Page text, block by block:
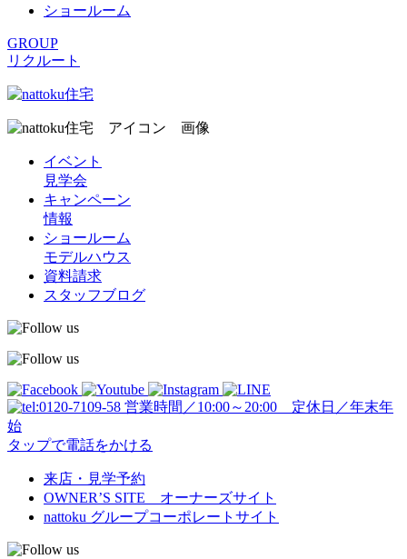
ショールーム
GROUP
リクルート
イベント
見学会
キャンペーン
情報
ショールーム
モデルハウス
資料請求
スタッフブログ
営業時間／10:00～20:00 定休日／年末年
始
タップで電話をかける
来店・見学予約
OWNER’S SITE オーナーズサイト
nattoku グループコーポレートサイト